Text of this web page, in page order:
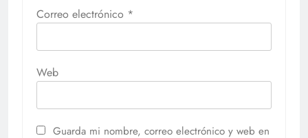
Correo electrónico *
Web
Guarda mi nombre, correo electrónico y web en